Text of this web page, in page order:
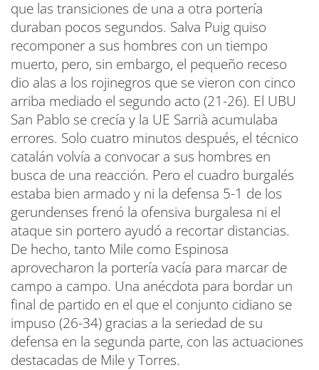
que las transiciones de una a otra portería
duraban pocos segundos. Salva Puig quiso
recomponer a sus hombres con un tiempo
muerto, pero, sin embargo, el pequeño receso
dio alas a los rojinegros que se vieron con cinco
arriba mediado el segundo acto (21-26). El UBU
San Pablo se crecía y la UE Sarrià acumulaba
errores. Solo cuatro minutos después, el técnico
catalán volvía a convocar a sus hombres en
busca de una reacción. Pero el cuadro burgalés
estaba bien armado y ni la defensa 5-1 de los
gerundenses frenó la ofensiva burgalesa ni el
ataque sin portero ayudó a recortar distancias.
De hecho, tanto Mile como Espinosa
aprovecharon la portería vacía para marcar de
campo a campo. Una anécdota para bordar un
final de partido en el que el conjunto cidiano se
impuso (26-34) gracias a la seriedad de su
defensa en la segunda parte, con las actuaciones
destacadas de Mile y Torres.